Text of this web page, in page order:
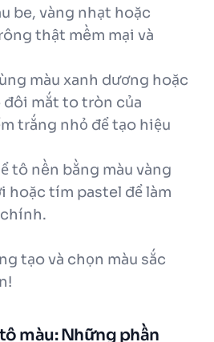
be, vàng nhạt hoặc
thật mềm mại và
màu xanh dương hoặc
đôi mắt to tròn của
trắng nhỏ để tạo hiệu
tô nền bằng màu vàng
hoặc tím pastel để làm
tạo và chọn màu sắc
màu: Những phần